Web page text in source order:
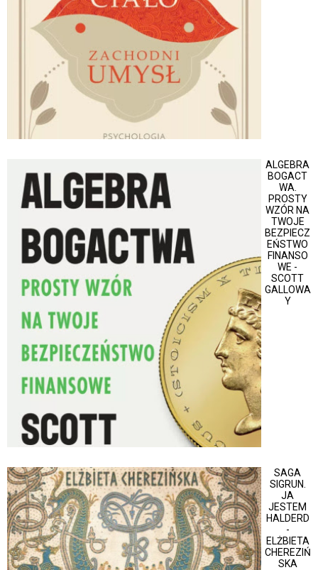
ALGEBRA
BOGACT
WA.
PROSTY
WZÓR NA
TWOJE
BEZPIECZ
EŃSTWO
FINANSO
WE -
SCOTT
GALLOWA
Y
SAGA
SIGRUN.
JA
JESTEM
HALDERD
-
ELŻBIETA
CHEREZIŃ
SKA